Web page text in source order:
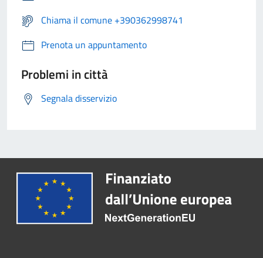
Chiama il comune +390362998741
Prenota un appuntamento
Problemi in città
Segnala disservizio